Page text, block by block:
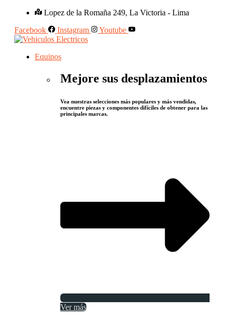
Lopez de la Romaña 249, La Victoria - Lima
Facebook
Instagram Youtube
Equipos
Mejore sus desplazamientos
Vea nuestras selecciones más populares y más vendidas,
encuentre piezas y componentes difíciles de obtener para las
principales marcas.
Ver más